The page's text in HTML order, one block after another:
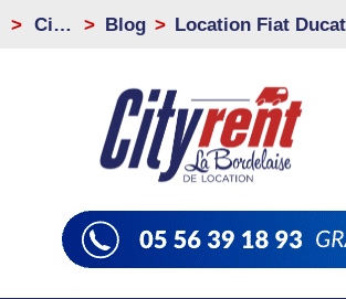
>
City
Blog
Location Fiat